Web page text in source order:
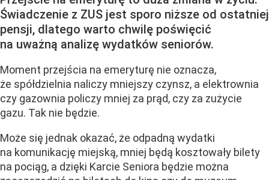
Świadczenie z ZUS jest sporo niższe od ostatniej
pensji, dlatego warto chwilę poświęcić
na uważną analizę wydatków seniorów.
Moment przejścia na emeryturę nie oznacza,
że spółdzielnia naliczy mniejszy czynsz, a elektrownia
czy gazownia policzy mniej za prąd, czy za zużycie
gazu. Tak nie będzie.
Może się jednak okazać, że odpadną wydatki
na komunikację miejską, mniej będą kosztowały bilety
na pociąg, a dzięki Karcie Seniora będzie można